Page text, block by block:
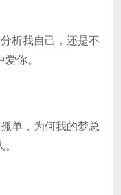
析我自己，还是不
你。
单，为何我的梦总